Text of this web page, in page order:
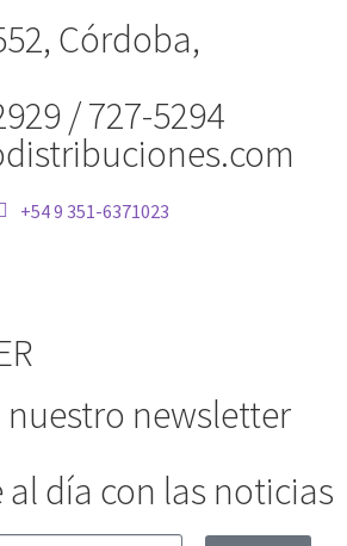
Córdoba,
/ 727-5294
+54 9 351-6371023
nuestro newsletter
día con las noticias